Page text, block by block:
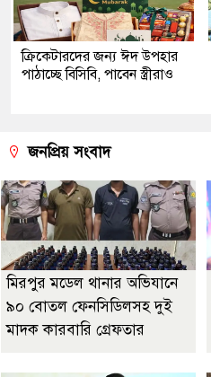
ক্রিকেটারদের জন্য ঈদ উপহার
পাঠাচ্ছে বিসিবি, পাবেন স্ত্রীরাও
জনপ্রিয় সংবাদ
মিরপুর মডেল থানার অভিযানে
৯০ বোতল ফেনসিডিলসহ দুই
মাদক কারবারি গ্রেফতার